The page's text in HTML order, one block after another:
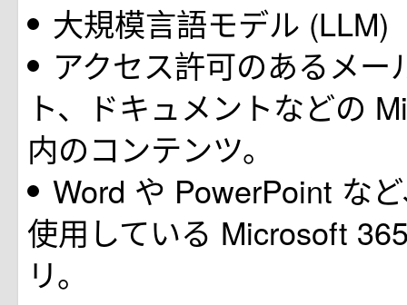
大規模言語モデル (LLM)
アクセス許可のあるメー
ト、ドキュメントなどの
内のコンテンツ。
Word や PowerPoint な
使用している Microsoft
リ。